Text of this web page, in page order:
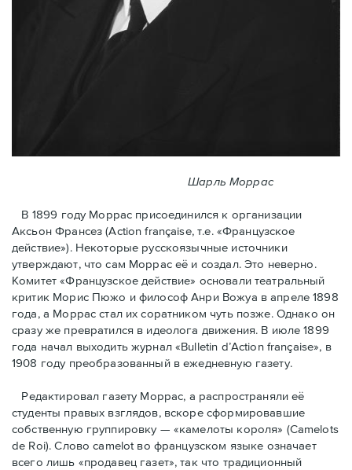
Шарль Моррас
В 1899 году Моррас присоединился к организации
Аксьон Франсез (Action française, т.е. «Французское
действие»). Некоторые русскоязычные источники
утверждают, что сам Моррас её и создал. Это неверно.
Комитет «Французское действие» основали театральный
критик Морис Пюжо и философ Анри Вожуа в апреле 1898
года, а Моррас стал их соратником чуть позже. Однако он
сразу же превратился в идеолога движения. В июле 1899
года начал выходить журнал «Bulletin d’Action française», в
1908 году преобразованный в ежедневную газету.
Редактировал газету Моррас, а распространяли её
студенты правых взглядов, вскоре сформировавшие
собственную группировку — «камелоты короля» (Camelots
de Roi). Слово camelot во французском языке означает
всего лишь «продавец газет», так что традиционный